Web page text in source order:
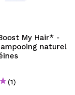
l'état de vos
précédentes.
My Hair* -
naturel
(1)